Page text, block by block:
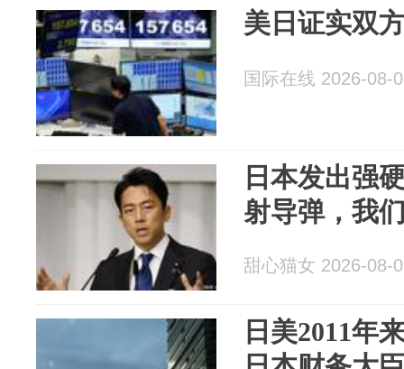
美日证实双
国际在线 2026-08-
日本发出强
射导弹，我
甜心猫女 2026-08-
日美2011年